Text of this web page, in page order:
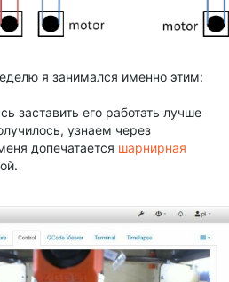
я занимался именно этим:
заставить его работать лучше
узнаем через
допечатается шарнирная